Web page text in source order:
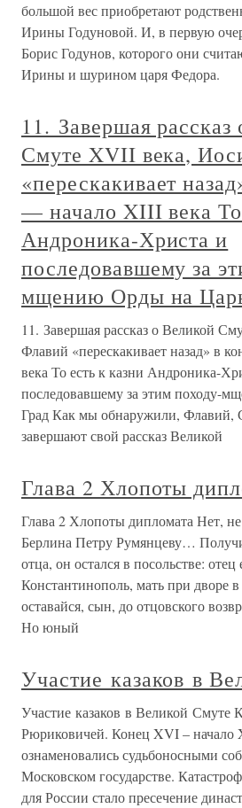
большой вес приобретают
Ирины Годуновой. И, в первую
Борис Годунов, которого они
Ирины и шурином царя Федора.
11. Завершая
Смуте XVII века,
«перескакивает
— начало XIII века То
Андроника-Христа и
последовавшему за
мщению Орды на
11. Завершая рассказ о Великой
Флавий «перескакивает назад» в
века То есть к казни Андроника-
последовавшему за этим походу-
Град Как мы обнаружили, Флавий,
завершают свой рассказ Великой
Глава 2 Хлопоты
Глава 2 Хлопоты дипломата Нет, не
Берлина Петру Румянцеву…
отца, он остался в посольстве: отец
Константинополь, мать при дворе в
оставайся, сын, до отцовского
Но юный
Участие казаков в
Участие казаков в Великой Смуте
Рюриковичей. Конец XVI – начало
ознаменовались судьбоносными
Московском государстве.
для России стало пресечение